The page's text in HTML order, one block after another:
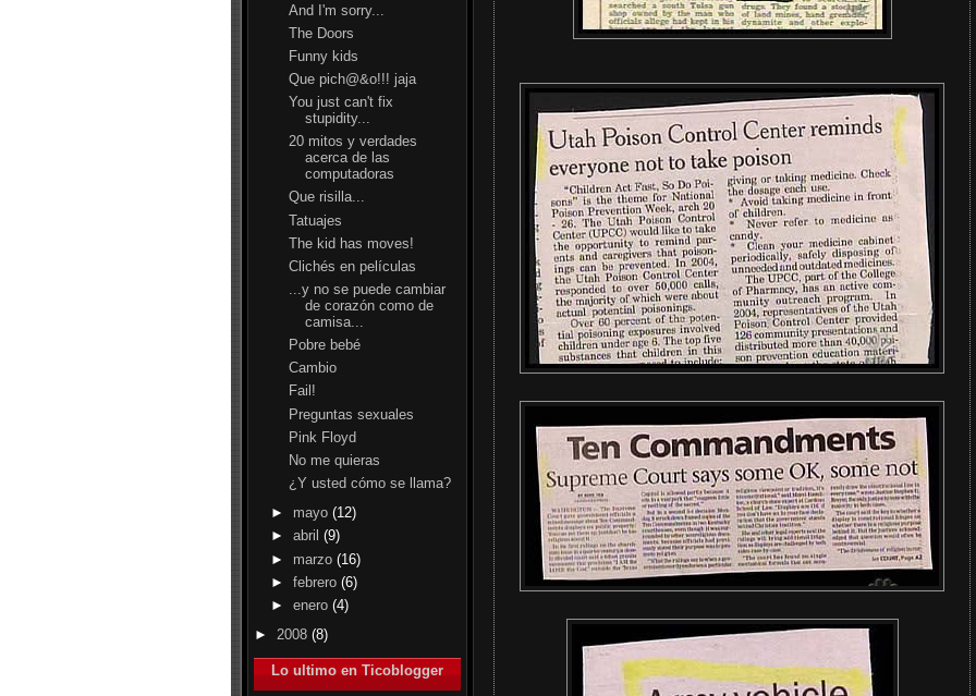
And I'm sorry...
The Doors
Funny kids
Que pich@&o!!! jaja
You just can't fix
stupidity...
20 mitos y verdades
acerca de las
computadoras
Que risilla...
Tatuajes
The kid has moves!
Clichés en películas
...y no se puede cambiar
de corazón como de
camisa...
Pobre bebé
Cambio
Fail!
Preguntas sexuales
Pink Floyd
No me quieras
¿Y usted cómo se llama?
► mayo(12)
►abril(9)
► marzo(16)
►febrero(6)
►enero(4)
► 2008 (8)
Lo ultimo en Ticoblogger